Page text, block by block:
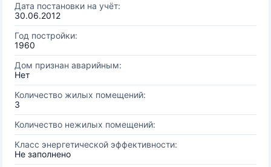
Дата постановки на учёт:
30.06.2012
Год постройки:
1960
Дом признан аварийным:
Нет
Количество жилых помещений:
3
Количество нежилых помещений:
Класс энергетической эффективности:
Не заполнено